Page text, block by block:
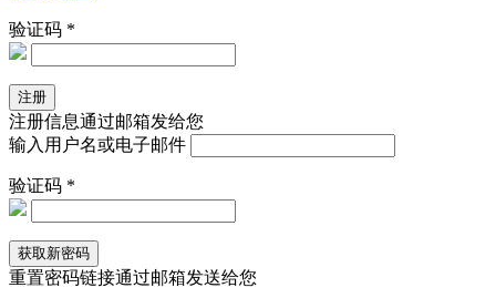
验证码 *
注册信息通过邮箱发给您
输入用户名或电子邮件
验证码 *
重置密码链接通过邮箱发送给您